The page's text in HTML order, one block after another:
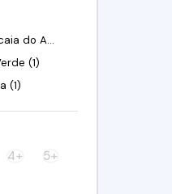
Chácara Real (Caucaia do Alto) (3)
(1)
(1)
(4)
(1)
(1)
4+ 5+